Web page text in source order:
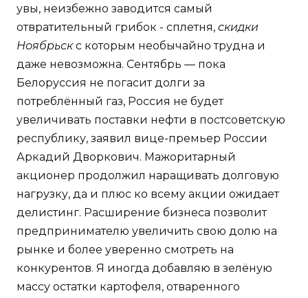
увы, неизбежно заводится самый
отвратительный грибок - сплетня, скидки
Ноябрьскс которым необычайно трудна и
даже невозможна. Сентябрь — пока
Белоруссия не погасит долги за
потреблённый газ, Россия не будет
увеличивать поставки нефти в постсоветскую
республику, заявил вице-премьер России
Аркадий Дворкович. Мажоритарный
акционер продолжил наращивать долговую
нагрузку, да и плюс ко всему акции ожидает
делистинг. Расширение бизнеса позволит
предпринимателю увеличить свою долю на
рынке и более уверенно смотреть на
конкурентов. Я иногда добавляю в зелёную
массу остатки картофеля, отваренного